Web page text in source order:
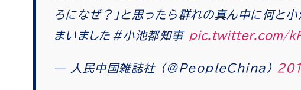
ろになぜ？」と思ったら群れの真ん中に何と
まいました＃小池都知事 pic.twitter.com/
— 人民中国雑誌社 (@PeopleChina)